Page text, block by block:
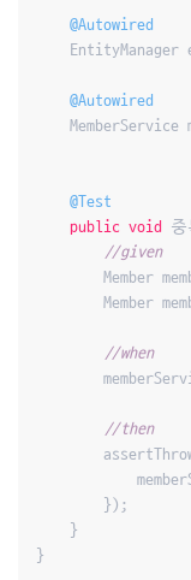
@Autowired
EntityManager
@Autowired
MemberService
@Test
public void
//given
Member
Member
//when
//then
        });
    }
}